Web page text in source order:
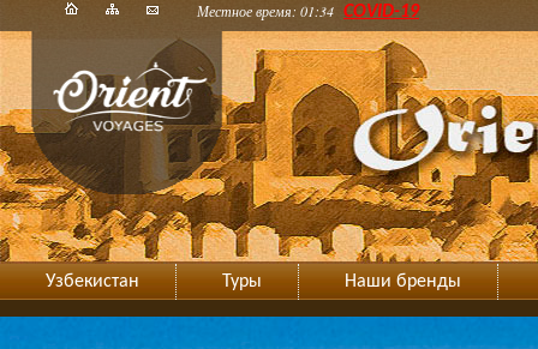
Местное время: 01:34 COVID-19
Узбекистан Туры Наши бренды